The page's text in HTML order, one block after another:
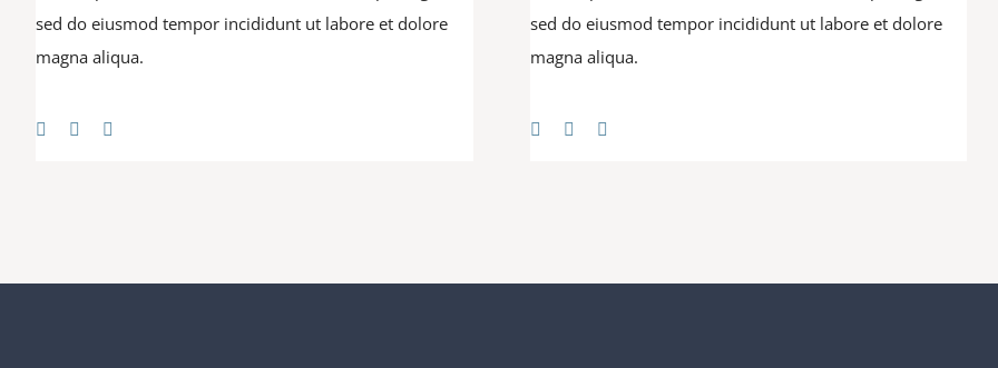
sed do eiusmod tempor incididunt ut labore et dolore
magna aliqua.
sed do eiusmod tempor incididunt ut labore et dolore
magna aliqua.